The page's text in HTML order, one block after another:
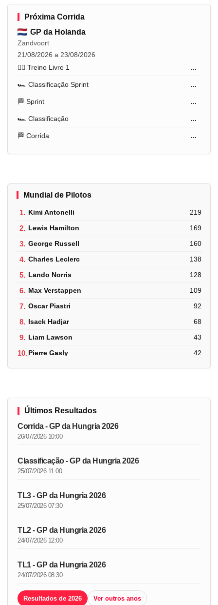
Próxima Corrida
GP da Holanda
Zandvoort
21/08/2026 a 23/08/2026
🏋️‍♂️ Treino Livre 1
...
🏎️ Classificação Sprint ...
🏁 Sprint ...
🏎️ Classificação ...
🏁 Corrida ...
Mundial de Pilotos
1. Kimi Antonelli 219
2. Lewis Hamilton 169
3. George Russell 160
4. Charles Leclerc 138
5. Lando Norris 128
6. Max Verstappen 109
7. Oscar Piastri 92
8. Isack Hadjar 68
9. Liam Lawson 43
10.Pierre Gasly 42
Últimos Resultados
Corrida - GP da Hungria 2026
26/07/2026 10:00
Classificação - GP da Hungria 2026
25/07/2026 11:00
TL3 - GP da Hungria 2026
25/07/2026 07:30
TL2 - GP da Hungria 2026
24/07/2026 12:00
TL1 - GP da Hungria 2026
24/07/2026 08:30
Resultados de 2026 Ver outros anos